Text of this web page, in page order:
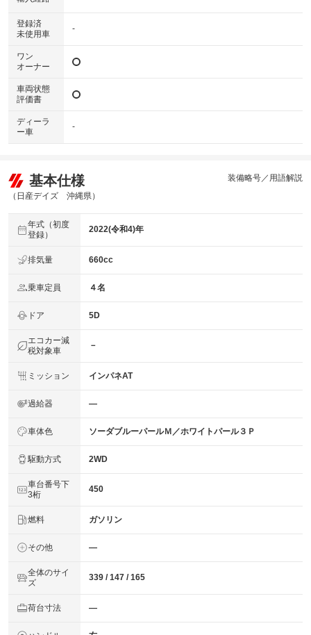
登録済
未使用車
-
ワン
オーナー
車両状態
評価書
ディーラ
ー車
-
基本仕様
（日産デイズ 沖縄県）
装備略号／用語解説
年式（初度
登録）
2022(令和4)年
排気量 660cc
乗車定員 ４名
ドア 5D
エコカー減
税対象車
－
ミッション インパネAT
過給器 ―
車体色 ソーダブルーパールＭ／ホワイトパール３Ｐ
駆動方式 2WD
車台番号下
3桁
450
燃料 ガソリン
その他 ―
全体のサイ
ズ
339 / 147 / 165
荷台寸法 ―